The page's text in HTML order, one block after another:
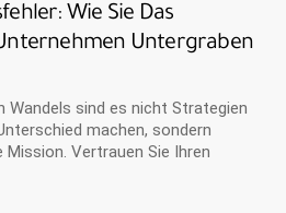
Wie Sie Das
Untergraben
Wandels sind es nicht Strategien
machen, sondern
Vertrauen Sie Ihren